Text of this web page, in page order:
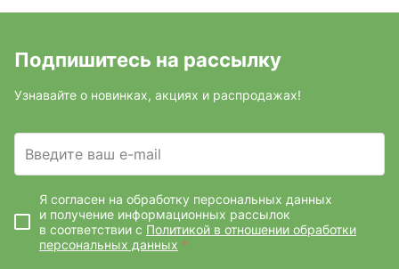
Подпишитесь на рассылку
Узнавайте о новинках, акциях и распродажах!
Введите ваш e-mail
Я согласен на обработку персональных данных
и получение информационных рассылок
в соответствии с Политикой в отношении обработки
персональных данных *